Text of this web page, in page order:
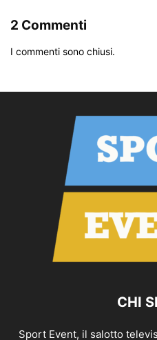
2 Commenti
I commenti sono chiusi.
CHI
Sport Event, il salotto